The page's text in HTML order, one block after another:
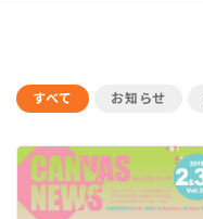
すべて お知らせ